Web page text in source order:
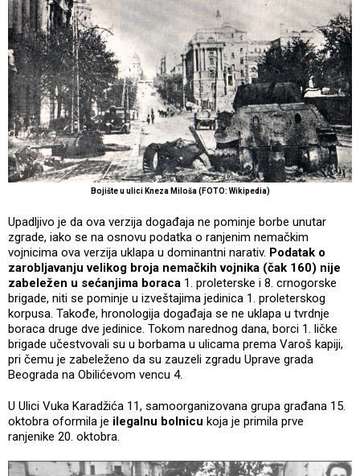
Bojište u ulici Kneza Miloša (FOTO: Wikipedia)
Upadljivo je da ova verzija događaja ne pominje borbe unutar
zgrade, iako se na osnovu podatka o ranjenim nemačkim
vojnicima ova verzija uklapa u dominantni narativ. Podatak o
zarobljavanju velikog broja nemačkih vojnika (čak 160) nije
zabeležen u sećanjima boraca 1. proleterske i 8. crnogorske
brigade, niti se pominje u izveštajima jedinica 1. proleterskog
korpusa. Takođe, hronologija događaja se ne uklapa u tvrdnje
boraca druge dve jedinice. Tokom narednog dana, borci 1. ličke
brigade učestvovali su u borbama u ulicama prema Varoš kapiji,
pri čemu je zabeleženo da su zauzeli zgradu Uprave grada
Beograda na Obilićevom vencu 4.
U Ulici Vuka Karadžića 11, samoorganizovana grupa građana 15.
oktobra oformila je ilegalnu bolnicu koja je primila prve
ranjenike 20. oktobra.